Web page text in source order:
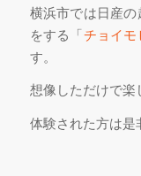
横浜市では日産
をする「チョイモ
す。
想像しただけで楽
体験された方は是